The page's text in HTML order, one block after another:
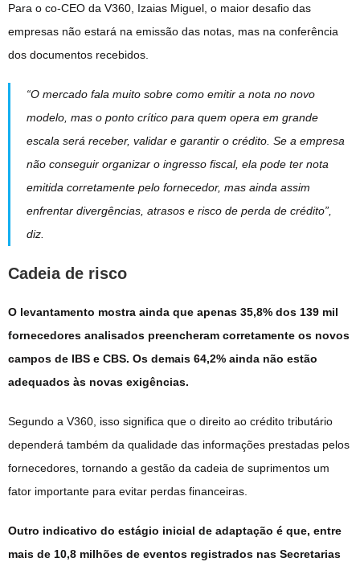
Para o co-CEO da V360, Izaias Miguel, o maior desafio das
empresas não estará na emissão das notas, mas na conferência
dos documentos recebidos.
“O mercado fala muito sobre como emitir a nota no novo
modelo, mas o ponto crítico para quem opera em grande
escala será receber, validar e garantir o crédito. Se a empresa
não conseguir organizar o ingresso fiscal, ela pode ter nota
emitida corretamente pelo fornecedor, mas ainda assim
enfrentar divergências, atrasos e risco de perda de crédito”,
diz.
Cadeia de risco
O levantamento mostra ainda que apenas 35,8% dos 139 mil
fornecedores analisados preencheram corretamente os novos
campos de IBS e CBS. Os demais 64,2% ainda não estão
adequados às novas exigências.
Segundo a V360, isso significa que o direito ao crédito tributário
dependerá também da qualidade das informações prestadas pelos
fornecedores, tornando a gestão da cadeia de suprimentos um
fator importante para evitar perdas financeiras.
Outro indicativo do estágio inicial de adaptação é que, entre
mais de 10,8 milhões de eventos registrados nas Secretarias